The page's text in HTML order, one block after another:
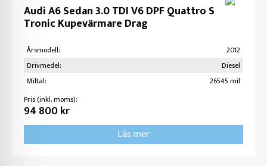
Audi A6 Sedan 3.0 TDI V6 DPF Quattro S
Tronic Kupevärmare Drag
Årsmodell:
2012
Drivmedel:
Diesel
Miltal:
26545 mil
Pris (inkl. moms):
94 800 kr
Läs mer